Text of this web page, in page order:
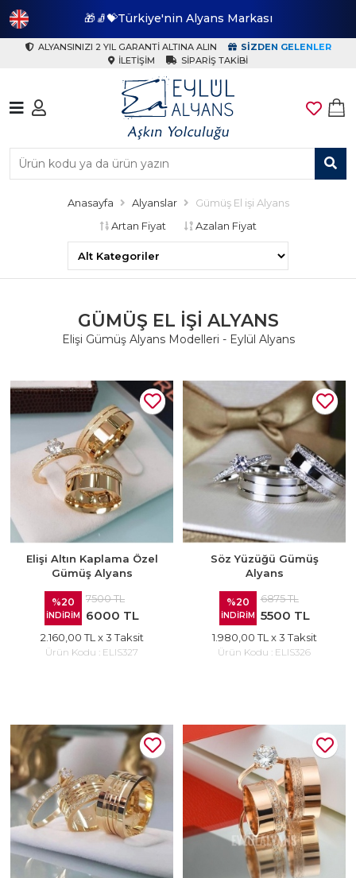
🎁🧦💝Türkiye'nin Alyans Markası
ALYANSINIZI 2 YIL GARANTI ALTINA ALIN
SIZDEN GELENLER
İLETIŞIM
SIPARIŞ TAKIBI
Anasayfa Alyanslar
Gümüş El işi Alyans
Artan Fiyat
Azalan Fiyat
GÜMÜŞ EL IŞI ALYANS
Elişi Gümüş Alyans Modelleri - Eylül Alyans
Elişi Altın Kaplama Özel
Gümüş Alyans
%20
İNDİRİM
7500 TL
6000 TL
2.160,00 TL x 3 Taksit
Ürün Kodu : ELIS327
Söz Yüzüğü Gümüş
Alyans
%20
İNDİRİM
6875 TL
5500 TL
1.980,00 TL x 3 Taksit
Ürün Kodu : ELIS326